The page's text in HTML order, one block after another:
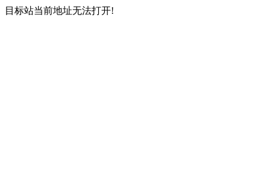
目标站当前地址无法打开!